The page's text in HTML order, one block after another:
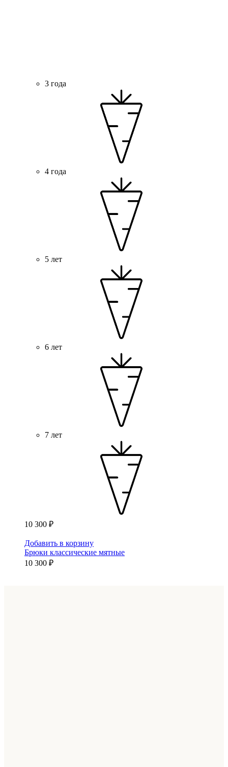
3 года
4 года
5 лет
6 лет
7 лет
10 300 ₽
Добавить в корзину
Брюки классические мятные
10 300 ₽